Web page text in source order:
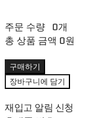
주문 수량 0개
총 상품 금액 0원
구매하기
장바구니에 담기
재입고 알림 신청